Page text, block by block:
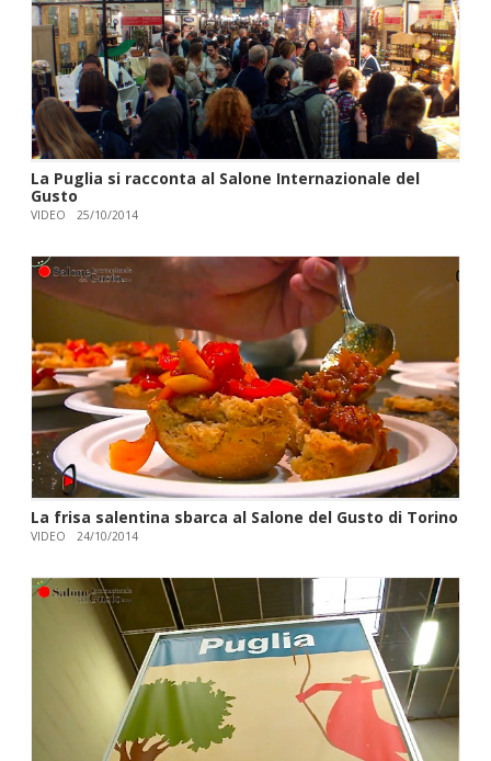
La Puglia si racconta al Salone Internazionale del
Gusto
VIDEO 25/10/2014
La frisa salentina sbarca al Salone del Gusto di Torino
VIDEO 24/10/2014